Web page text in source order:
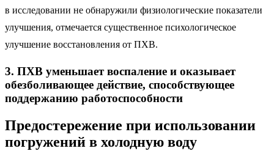
в исследовании не обнаружили физиологические показатели
улучшения, отмечается существенное психологическое
улучшение восстановления от ПХВ.
3. ПХВ уменьшает воспаление и оказывает
обезболивающее действие, способствующее
поддержанию работоспособности
Предостережение при использовании
погружений в холодную воду